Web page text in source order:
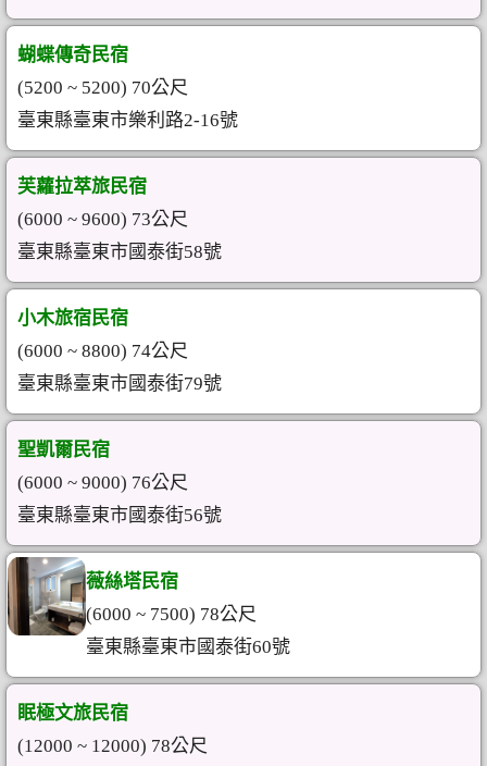
蝴蝶傳奇民宿
(5200 ~ 5200) 70公尺
臺東縣臺東市樂利路2-16號
芙蘿拉萃旅民宿
(6000 ~ 9600) 73公尺
臺東縣臺東市國泰街58號
小木旅宿民宿
(6000 ~ 8800) 74公尺
臺東縣臺東市國泰街79號
聖凱爾民宿
(6000 ~ 9000) 76公尺
臺東縣臺東市國泰街56號
薇絲塔民宿
(6000 ~ 7500) 78公尺
臺東縣臺東市國泰街60號
眠極文旅民宿
(12000 ~ 12000) 78公尺